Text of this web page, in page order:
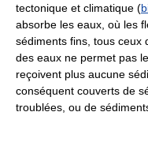
tectonique et climatique (
absorbe les eaux, où les
sédiments fins, tous ceux
des eaux ne permet pas
reçoivent plus aucune
conséquent couverts de
troublées, ou de